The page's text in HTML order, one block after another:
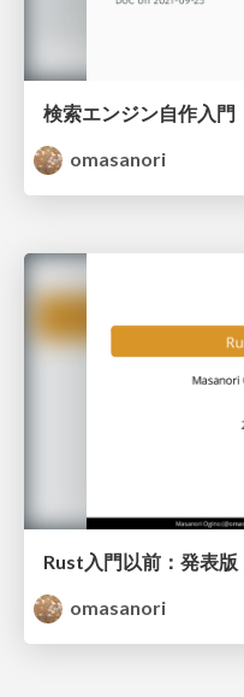
検索エンジン自作入門
omasanori
Rust入門以前：発表版
omasanori